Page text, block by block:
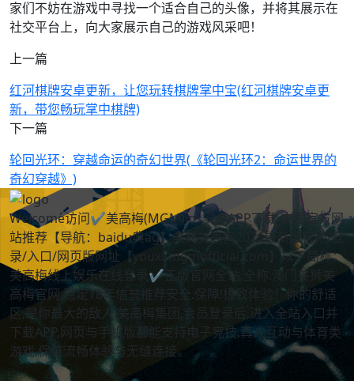
家们不妨在游戏中寻找一个适合自己的头像，并将其展示在
社交平台上，向大家展示自己的游戏风采吧！
上一篇
红河棋牌安卓更新，让您玩转棋牌掌中宝(红河棋牌安卓更
新，带您畅玩掌中棋牌)
下一篇
轮回光环：穿越命运的奇幻世界(《轮回光环2：命运世界的
奇幻穿越》)
Welcome访问✔美高梅(MGM)ios安卓APP下载-中国官方网
站推荐【导航：baidu典ag】美狮美高梅2026最新版官网/登
录/入口/网页版网址【youxi-mgmofficial.com】以下简称：
美高梅线上娱乐在线登录✔正版官网全站,全称:澳门美狮美
高梅官网,稳定18年信誉推荐安全.保障!极致体验！你的舒适
区,是你最大的敌人.美高梅集团,会员登录后,进入全站入口并
下载APP,网页与手机版都能支持电子竞技,真人互动与体育类
游戏,保证流畅体验与无缝连接。